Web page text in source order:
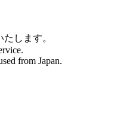
します。
from Japan.